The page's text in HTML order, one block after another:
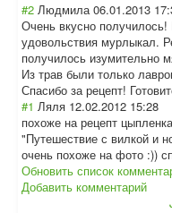
#2 Людмила 06.01.2013
Очень вкусно
удовольствия мурлыкал.
получилось изумительно
Из трав были только
Спасибо за рецепт!
#1 Ляля 12.02.2012 15:28
похоже на рецепт
"Путешествие с вилкой и
очень похоже на фото :))
Обновить список
Добавить комментарий